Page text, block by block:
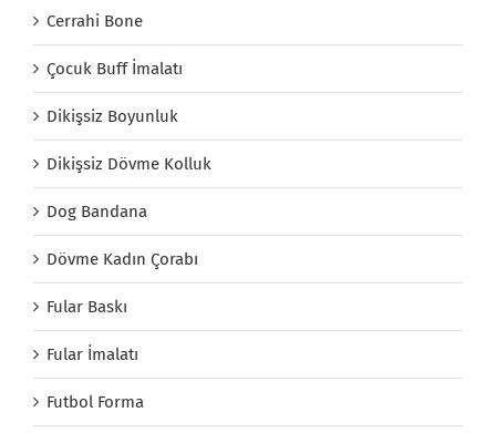
Cerrahi Bone
Çocuk Buff İmalatı
Dikişsiz Boyunluk
Dikişsiz Dövme Kolluk
Dog Bandana
Dövme Kadın Çorabı
Fular Baskı
Fular İmalatı
Futbol Forma